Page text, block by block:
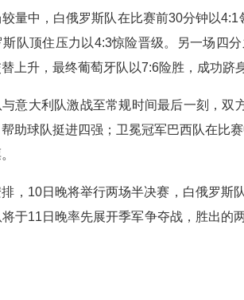
量中，白俄罗斯队在比赛前30分钟以
队顶住压力以4:3惊险晋级。另一场四
上升，最终葡萄牙队以7:6险胜，成功跻
意大利队激战至常规时间最后一刻，双
助球队挺进四强；卫冕冠军巴西队在比
，10日晚将举行两场半决赛，白俄罗斯
于11日晚率先展开季军争夺战，胜出的